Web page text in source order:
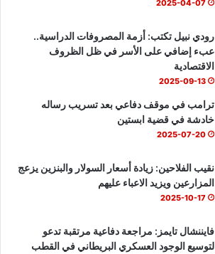
u
e
ب
2025-04-07
رودي نبيل تكتب: أزمة المصروفات الدراسية..
عبء إضافي على الأسر في ظل الظروف
الاقتصادية
2025-09-13
ترامب في موقف دفاعي بعد تسريب رساله
خادشة في قضية ابستين
2025-07-20
نقيب الفلاحين: زيادة أسعار السولار والبنزين يزعج
المزارعين ويزيد الاعباء عليهم
2025-10-17
فايننشال تايمز: مراجعة دفاعية مرتقبة تدعو
لتوسيع الوجود العسكري البريطاني في القطب